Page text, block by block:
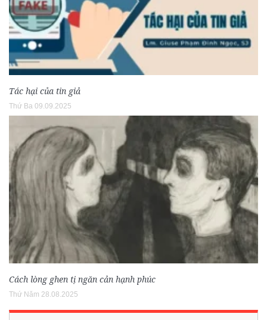
Tác hại của tin giả
Thứ Ba 09.09.2025
Cách lòng ghen tị ngăn cản hạnh phúc
Thứ Năm 28.08.2025